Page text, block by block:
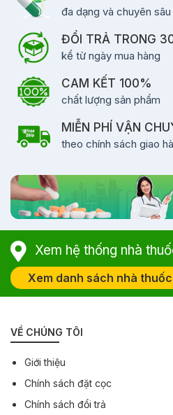
đa dạng và chuyên sâu
ĐỔI TRẢ TRONG
kể từ ngày mua hàng
CAM KẾT 100%
chất lượng sản phẩm
MIỄN PHÍ VẬN
theo chính sách giao
Xem hệ thống nhà
Xem danh sách nhà thuốc
VỀ CHÚNG TÔI
Giới thiệu
Chính sách đặt cọc
Chính sách đổi trả